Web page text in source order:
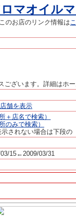
マオイル
のお店のリンク情報は
ございます。詳細はホー
舗を表示
＋店名で検索）
のみで検索）
されない場合は下段の
15←2009/03/31